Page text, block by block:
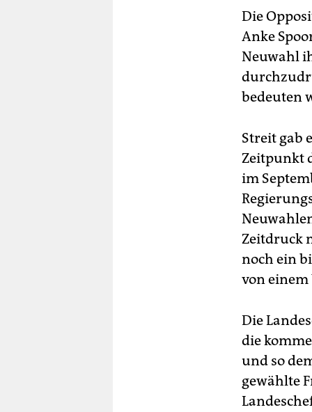
Die
Anke
Neuwahl
bedeuten
Streit gab
Zeitpunkt
im
Zeitdruck
noch ein
von einem
Die
die
und so
gewählte